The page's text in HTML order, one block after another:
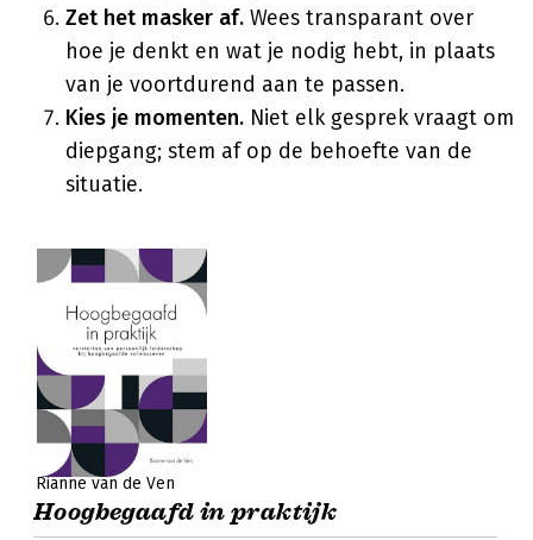
Zet het masker af. Wees transparant over
hoe je denkt en wat je nodig hebt, in plaats
van je voortdurend aan te passen.
Kies je momenten. Niet elk gesprek vraagt om
diepgang; stem af op de behoefte van de
situatie.
Rianne van de Ven
Hoogbegaafd in praktijk